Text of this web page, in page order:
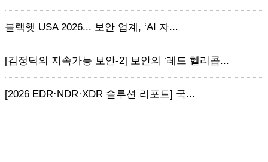
블랙햇 USA 2026... 보안 업계, ‘AI 자...
[김정덕의 지속가능 보안-2] 보안의 ‘레드 헬리콥...
[2026 EDR·NDR·XDR 솔루션 리포트] 국...